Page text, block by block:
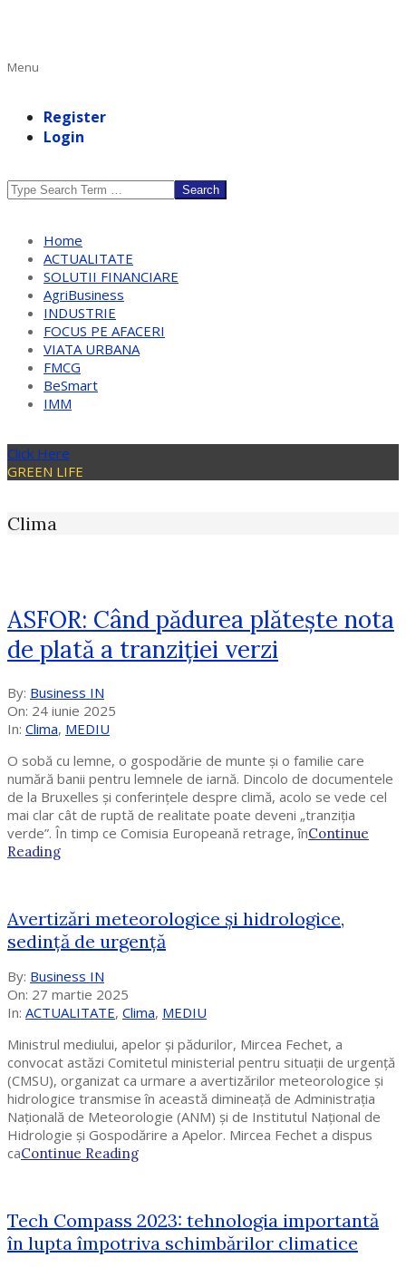
Primary
Menu
Register
Login
Search
Home
ACTUALITATE
SOLUTII FINANCIARE
AgriBusiness
INDUSTRIE
FOCUS PE AFACERI
VIATA URBANA
FMCG
BeSmart
IMM
Click Here
GREEN LIFE
Clima
ASFOR: Când pădurea plătește nota
de plată a tranziției verzi
2025-
06-
24
By: Business IN
On: 24 iunie 2025
In: Clima, MEDIU
O sobă cu lemne, o gospodărie de munte și o familie care
numără banii pentru lemnele de iarnă. Dincolo de documentele
de la Bruxelles și conferințele despre climă, acolo se vede cel
mai clar cât de ruptă de realitate poate deveni „tranziția
verde”. În timp ce Comisia Europeană retrage, înContinue
Reading
Avertizări meteorologice și hidrologice,
sedinţă de urgență
2025-
03-
27
By: Business IN
On: 27 martie 2025
In: ACTUALITATE, Clima, MEDIU
Ministrul mediului, apelor și pădurilor, Mircea Fechet, a
convocat astăzi Comitetul ministerial pentru situaţii de urgenţă
(CMSU), organizat ca urmare a avertizărilor meteorologice și
hidrologice transmise în această dimineață de Administrația
Națională de Meteorologie (ANM) și de Institutul Naţional de
Hidrologie și Gospodărire a Apelor. Mircea Fechet a dispus
caContinue Reading
Tech Compass 2023: tehnologia importantă
în lupta împotriva schimbărilor climatice